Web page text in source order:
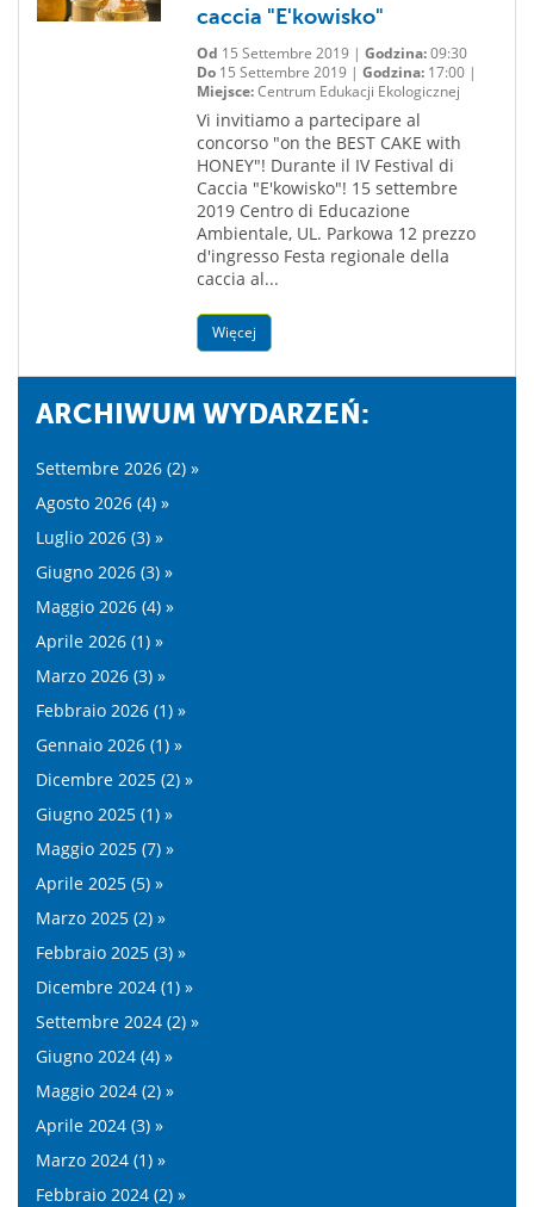
caccia "E'kowisko"
Od 15 Settembre 2019 | Godzina:09:30
Do15 Settembre 2019 | Godzina:17:00 |
Miejsce:Centrum Edukacji Ekologicznej
Vi invitiamo a partecipare al
concorso "on the BEST CAKE with
HONEY"! Durante il IV Festival di
Caccia "E'kowisko"! 15 settembre
2019 Centro di Educazione
Ambientale, UL. Parkowa 12 prezzo
d'ingresso Festa regionale della
caccia al...
Więcej
ARCHIWUM WYDARZEŃ:
Settembre 2026 (2) »
Agosto 2026 (4) »
Luglio 2026 (3) »
Giugno 2026 (3) »
Maggio 2026 (4) »
Aprile 2026 (1) »
Marzo 2026 (3) »
Febbraio 2026 (1) »
Gennaio 2026 (1) »
Dicembre 2025 (2) »
Giugno 2025 (1) »
Maggio 2025 (7) »
Aprile 2025 (5) »
Marzo 2025 (2) »
Febbraio 2025 (3) »
Dicembre 2024 (1) »
Settembre 2024 (2) »
Giugno 2024 (4) »
Maggio 2024 (2) »
Aprile 2024 (3) »
Marzo 2024 (1) »
Febbraio 2024 (2) »